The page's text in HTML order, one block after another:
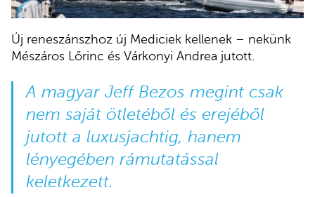
Új reneszánszhoz új Mediciek kellenek – nekünk
Mészáros Lőrinc és Várkonyi Andrea jutott.
A magyar Jeff Bezos megint csak
nem saját ötletéből és erejéből
jutott a luxusjachtig, hanem
lényegében rámutatással
keletkezett.